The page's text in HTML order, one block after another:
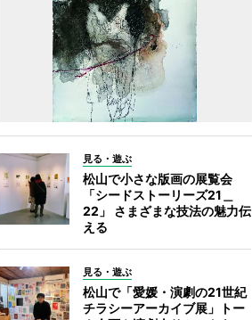
見る・遊ぶ
松山で小さな版画の展覧会
「シードストーリーズ21＿
22」 さまざまな技法の魅力伝
える
見る・遊ぶ
松山で「愛媛・演劇の21世紀
チラシーアーカイブ展」トー